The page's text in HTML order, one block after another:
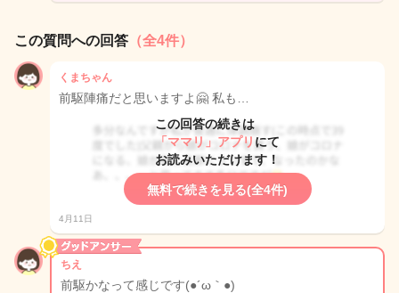
この質問への回答 （全4件）
くまちゃん
前駆陣痛だと思いますよ🤗 私も…
この回答の続きは
「ママリ」アプリ にて
お読みいただけます！
無料で続きを見る(全4件)
4月11日
ちえ
前駆かなって感じです(●´ω｀●)